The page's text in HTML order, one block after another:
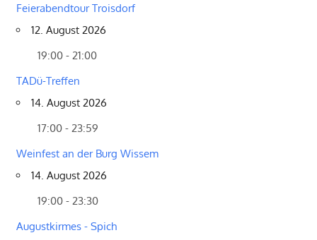
Feierabendtour Troisdorf
12. August 2026
19:00 - 21:00
TADü-Treffen
14. August 2026
17:00 - 23:59
Weinfest an der Burg Wissem
14. August 2026
19:00 - 23:30
Augustkirmes - Spich